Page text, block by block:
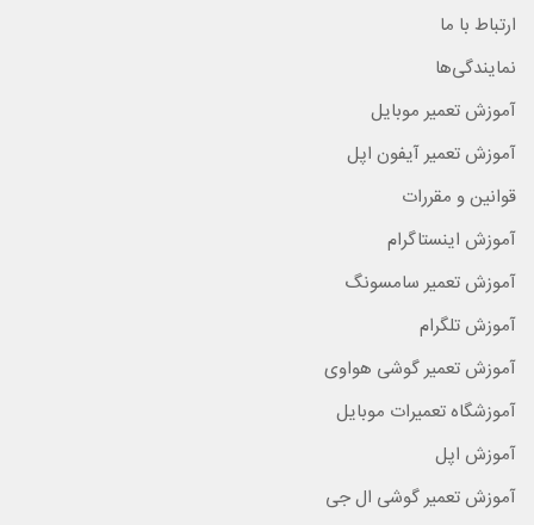
ارتباط با ما
نمایندگی‌ها
آموزش تعمیر موبایل
آموزش تعمیر آیفون اپل
قوانین و مقررات
آموزش اینستاگرام
آموزش تعمیر سامسونگ
آموزش تلگرام
آموزش تعمیر گوشی هواوی
آموزشگاه تعمیرات موبایل
آموزش اپل
آموزش تعمیر گوشی ال جی